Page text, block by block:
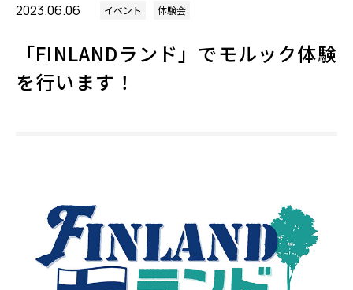
2023.06.06 イベント 体験会
「FINLANDランド」でモルック体験
を行います！